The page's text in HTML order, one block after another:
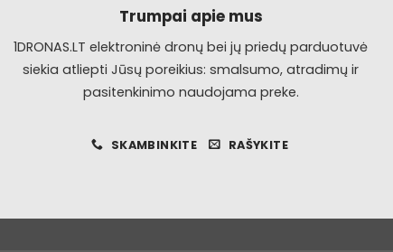
Trumpai apie mus
1DRONAS.LT elektroninė dronų bei jų priedų parduotuvė
siekia atliepti Jūsų poreikius: smalsumo, atradimų ir
pasitenkinimo naudojama preke.
SKAMBINKITE RAŠYKITE